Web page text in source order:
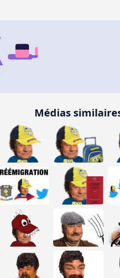
Médias